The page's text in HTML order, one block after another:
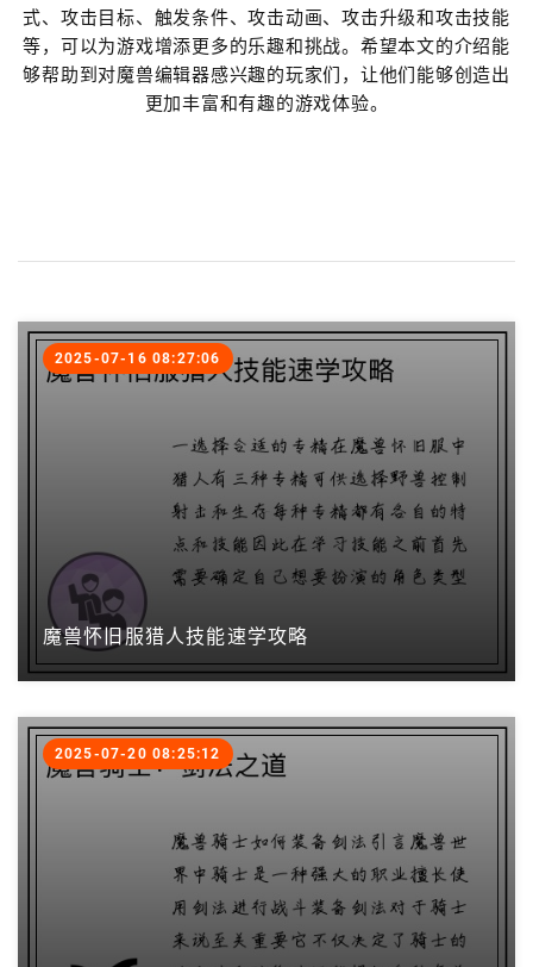
式、攻击目标、触发条件、攻击动画、攻击升级和攻击技能
等，可以为游戏增添更多的乐趣和挑战。希望本文的介绍能
够帮助到对魔兽编辑器感兴趣的玩家们，让他们能够创造出
更加丰富和有趣的游戏体验。
魔兽怀旧服猎人技能速学攻略
2025-07-16 08:27:06
2025-07-20 08:25:12